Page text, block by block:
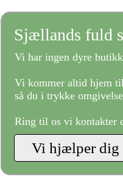
Sjællands fuld
Vi har ingen dyre
Vi kommer altid hjem
så du i trykke
Ring til os vi kontakter